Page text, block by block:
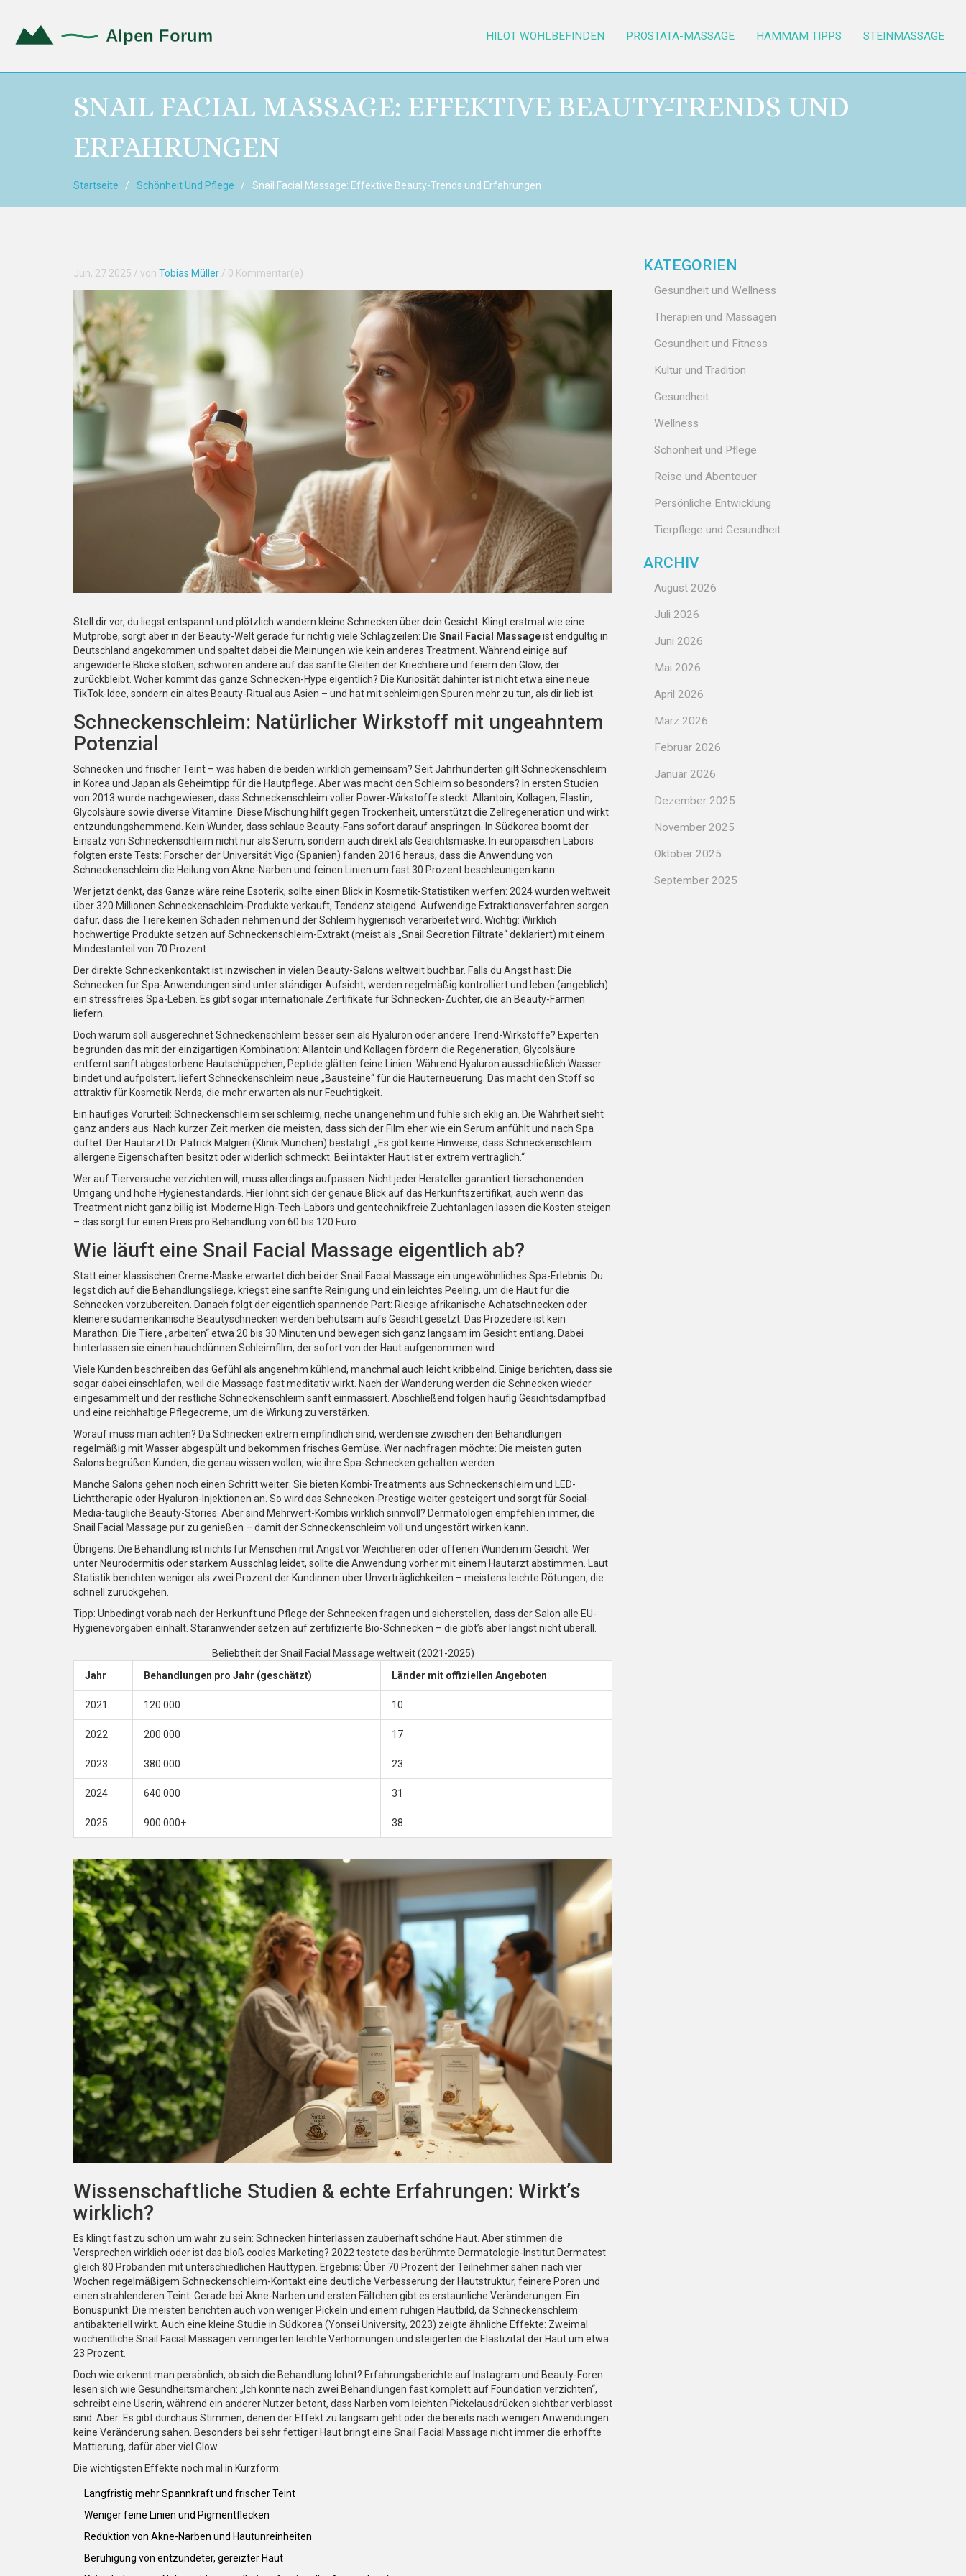
HILOT WOHLBEFINDEN PROSTATA-MASSAGE HAMMAM TIPPS STEINMASSAGE
SNAIL FACIAL MASSAGE: EFFEKTIVE BEAUTY-TRENDS UND
ERFAHRUNGEN
Startseite Schönheit Und Pflege Snail Facial Massage: Effektive Beauty-Trends und Erfahrungen
Jun, 27 2025 / von Tobias Müller / 0 Kommentar(e)
Stell dir vor, du liegst entspannt und plötzlich wandern kleine Schnecken über dein Gesicht. Klingt erstmal wie eine
Mutprobe, sorgt aber in der Beauty-Welt gerade für richtig viele Schlagzeilen: Die Snail Facial Massageist endgültig in
Deutschland angekommen und spaltet dabei die Meinungen wie kein anderes Treatment. Während einige auf
angewiderte Blicke stoßen, schwören andere auf das sanfte Gleiten der Kriechtiere und feiern den Glow, der
zurückbleibt. Woher kommt das ganze Schnecken-Hype eigentlich? Die Kuriosität dahinter ist nicht etwa eine neue
TikTok-Idee, sondern ein altes Beauty-Ritual aus Asien – und hat mit schleimigen Spuren mehr zu tun, als dir lieb ist.
Schneckenschleim: Natürlicher Wirkstoff mit ungeahntem
Potenzial
Schnecken und frischer Teint – was haben die beiden wirklich gemeinsam? Seit Jahrhunderten gilt Schneckenschleim
in Korea und Japan als Geheimtipp für die Hautpflege. Aber was macht den Schleim so besonders? In ersten Studien
von 2013 wurde nachgewiesen, dass Schneckenschleim voller Power-Wirkstoffe steckt: Allantoin, Kollagen, Elastin,
Glycolsäure sowie diverse Vitamine. Diese Mischung hilft gegen Trockenheit, unterstützt die Zellregeneration und wirkt
entzündungshemmend. Kein Wunder, dass schlaue Beauty-Fans sofort darauf anspringen. In Südkorea boomt der
Einsatz von Schneckenschleim nicht nur als Serum, sondern auch direkt als Gesichtsmaske. In europäischen Labors
folgten erste Tests: Forscher der Universität Vigo (Spanien) fanden 2016 heraus, dass die Anwendung von
Schneckenschleim die Heilung von Akne-Narben und feinen Linien um fast 30 Prozent beschleunigen kann.
Wer jetzt denkt, das Ganze wäre reine Esoterik, sollte einen Blick in Kosmetik-Statistiken werfen: 2024 wurden weltweit
über 320 Millionen Schneckenschleim-Produkte verkauft, Tendenz steigend. Aufwendige Extraktionsverfahren sorgen
dafür, dass die Tiere keinen Schaden nehmen und der Schleim hygienisch verarbeitet wird. Wichtig: Wirklich
hochwertige Produkte setzen auf Schneckenschleim-Extrakt (meist als „Snail Secretion Filtrate“ deklariert) mit einem
Mindestanteil von 70 Prozent.
Der direkte Schneckenkontakt ist inzwischen in vielen Beauty-Salons weltweit buchbar. Falls du Angst hast: Die
Schnecken für Spa-Anwendungen sind unter ständiger Aufsicht, werden regelmäßig kontrolliert und leben (angeblich)
ein stressfreies Spa-Leben. Es gibt sogar internationale Zertifikate für Schnecken-Züchter, die an Beauty-Farmen
liefern.
Doch warum soll ausgerechnet Schneckenschleim besser sein als Hyaluron oder andere Trend-Wirkstoffe? Experten
begründen das mit der einzigartigen Kombination: Allantoin und Kollagen fördern die Regeneration, Glycolsäure
entfernt sanft abgestorbene Hautschüppchen, Peptide glätten feine Linien. Während Hyaluron ausschließlich Wasser
bindet und aufpolstert, liefert Schneckenschleim neue „Bausteine“ für die Hauterneuerung. Das macht den Stoff so
attraktiv für Kosmetik-Nerds, die mehr erwarten als nur Feuchtigkeit.
Ein häufiges Vorurteil: Schneckenschleim sei schleimig, rieche unangenehm und fühle sich eklig an. Die Wahrheit sieht
ganz anders aus: Nach kurzer Zeit merken die meisten, dass sich der Film eher wie ein Serum anfühlt und nach Spa
duftet. Der Hautarzt Dr. Patrick Malgieri (Klinik München) bestätigt: „Es gibt keine Hinweise, dass Schneckenschleim
allergene Eigenschaften besitzt oder widerlich schmeckt. Bei intakter Haut ist er extrem verträglich.“
Wer auf Tierversuche verzichten will, muss allerdings aufpassen: Nicht jeder Hersteller garantiert tierschonenden
Umgang und hohe Hygienestandards. Hier lohnt sich der genaue Blick auf das Herkunftszertifikat, auch wenn das
Treatment nicht ganz billig ist. Moderne High-Tech-Labors und gentechnikfreie Zuchtanlagen lassen die Kosten steigen
– das sorgt für einen Preis pro Behandlung von 60 bis 120 Euro.
Wie läuft eine Snail Facial Massage eigentlich ab?
Statt einer klassischen Creme-Maske erwartet dich bei der Snail Facial Massage ein ungewöhnliches Spa-Erlebnis. Du
legst dich auf die Behandlungsliege, kriegst eine sanfte Reinigung und ein leichtes Peeling, um die Haut für die
Schnecken vorzubereiten. Danach folgt der eigentlich spannende Part: Riesige afrikanische Achatschnecken oder
kleinere südamerikanische Beautyschnecken werden behutsam aufs Gesicht gesetzt. Das Prozedere ist kein
Marathon: Die Tiere „arbeiten“ etwa 20 bis 30 Minuten und bewegen sich ganz langsam im Gesicht entlang. Dabei
hinterlassen sie einen hauchdünnen Schleimfilm, der sofort von der Haut aufgenommen wird.
Viele Kunden beschreiben das Gefühl als angenehm kühlend, manchmal auch leicht kribbelnd. Einige berichten, dass sie
sogar dabei einschlafen, weil die Massage fast meditativ wirkt. Nach der Wanderung werden die Schnecken wieder
eingesammelt und der restliche Schneckenschleim sanft einmassiert. Abschließend folgen häufig Gesichtsdampfbad
und eine reichhaltige Pflegecreme, um die Wirkung zu verstärken.
Worauf muss man achten? Da Schnecken extrem empfindlich sind, werden sie zwischen den Behandlungen
regelmäßig mit Wasser abgespült und bekommen frisches Gemüse. Wer nachfragen möchte: Die meisten guten
Salons begrüßen Kunden, die genau wissen wollen, wie ihre Spa-Schnecken gehalten werden.
Manche Salons gehen noch einen Schritt weiter: Sie bieten Kombi-Treatments aus Schneckenschleim und LED-
Lichttherapie oder Hyaluron-Injektionen an. So wird das Schnecken-Prestige weiter gesteigert und sorgt für Social-
Media-taugliche Beauty-Stories. Aber sind Mehrwert-Kombis wirklich sinnvoll? Dermatologen empfehlen immer, die
Snail Facial Massage pur zu genießen – damit der Schneckenschleim voll und ungestört wirken kann.
Übrigens: Die Behandlung ist nichts für Menschen mit Angst vor Weichtieren oder offenen Wunden im Gesicht. Wer
unter Neurodermitis oder starkem Ausschlag leidet, sollte die Anwendung vorher mit einem Hautarzt abstimmen. Laut
Statistik berichten weniger als zwei Prozent der Kundinnen über Unverträglichkeiten – meistens leichte Rötungen, die
schnell zurückgehen.
Tipp: Unbedingt vorab nach der Herkunft und Pflege der Schnecken fragen und sicherstellen, dass der Salon alle EU-
Hygienevorgaben einhält. Staranwender setzen auf zertifizierte Bio-Schnecken – die gibt’s aber längst nicht überall.
Beliebtheit der Snail Facial Massage weltweit (2021-2025)
Jahr
Behandlungen pro Jahr (geschätzt) Länder mit offiziellen Angeboten
2021 120.000 10
2022 200.000 17
2023 380.000 23
2024 640.000 31
2025 900.000+ 38
Wissenschaftliche Studien & echte Erfahrungen: Wirkt’s
wirklich?
Es klingt fast zu schön um wahr zu sein: Schnecken hinterlassen zauberhaft schöne Haut. Aber stimmen die
Versprechen wirklich oder ist das bloß cooles Marketing? 2022 testete das berühmte Dermatologie-Institut Dermatest
gleich 80 Probanden mit unterschiedlichen Hauttypen. Ergebnis: Über 70 Prozent der Teilnehmer sahen nach vier
Wochen regelmäßigem Schneckenschleim-Kontakt eine deutliche Verbesserung der Hautstruktur, feinere Poren und
einen strahlenderen Teint. Gerade bei Akne-Narben und ersten Fältchen gibt es erstaunliche Veränderungen. Ein
Bonuspunkt: Die meisten berichten auch von weniger Pickeln und einem ruhigen Hautbild, da Schneckenschleim
antibakteriell wirkt. Auch eine kleine Studie in Südkorea (Yonsei University, 2023) zeigte ähnliche Effekte: Zweimal
wöchentliche Snail Facial Massagen verringerten leichte Verhornungen und steigerten die Elastizität der Haut um etwa
23 Prozent.
Doch wie erkennt man persönlich, ob sich die Behandlung lohnt? Erfahrungsberichte auf Instagram und Beauty-Foren
lesen sich wie Gesundheitsmärchen: „Ich konnte nach zwei Behandlungen fast komplett auf Foundation verzichten“,
schreibt eine Userin, während ein anderer Nutzer betont, dass Narben vom leichten Pickelausdrücken sichtbar verblasst
sind. Aber: Es gibt durchaus Stimmen, denen der Effekt zu langsam geht oder die bereits nach wenigen Anwendungen
keine Veränderung sahen. Besonders bei sehr fettiger Haut bringt eine Snail Facial Massage nicht immer die erhoffte
Mattierung, dafür aber viel Glow.
Die wichtigsten Effekte noch mal in Kurzform:
Langfristig mehr Spannkraft und frischer Teint
Weniger feine Linien und Pigmentflecken
Reduktion von Akne-Narben und Hautunreinheiten
Beruhigung von entzündeter, gereizter Haut
KATEGORIEN
Gesundheit und Wellness
Therapien und Massagen
Gesundheit und Fitness
Kultur und Tradition
Gesundheit
Wellness
Schönheit und Pflege
Reise und Abenteuer
Persönliche Entwicklung
Tierpflege und Gesundheit
ARCHIV
August 2026
Juli 2026
Juni 2026
Mai 2026
April 2026
März 2026
Februar 2026
Januar 2026
Dezember 2025
November 2025
Oktober 2025
September 2025